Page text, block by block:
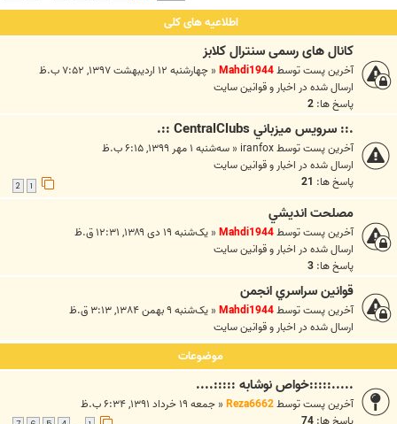
اطلاعیه های کلی
کانال های رسمی سنترال کلابز
آخرین پست توسطMahdi1944
« چهارشنبه ۱۲ اردیبهشت ۱۳۹۷, ۷:۵۲ ب.ظ
ارسال شده در اخبار و قوانين سايت
پاسخ ها: 2
.:: سرويس ميزباني CentralClubs ::.
آخرین پست توسطiranfox
« سه‌شنبه ۱ مهر ۱۳۹۹, ۶:۱۵ ب.ظ
ارسال شده در اخبار و قوانين سايت
پاسخ ها: 21
مصلحت انديشي
آخرین پست توسطMahdi1944
« یک‌شنبه ۱۹ دی ۱۳۸۹, ۱۲:۳۱ ق.ظ
ارسال شده در اخبار و قوانين سايت
پاسخ ها: 3
قوانين سراسري انجمن
آخرین پست توسطMahdi1944
« یک‌شنبه ۹ بهمن ۱۳۸۴, ۳:۱۳ ق.ظ
ارسال شده در اخبار و قوانين سايت
موضوعات
.....:::::خواص نوشابه :::::....
آخرین پست توسطReza6662
« جمعه ۱۹ خرداد ۱۳۹۱, ۶:۳۴ ب.ظ